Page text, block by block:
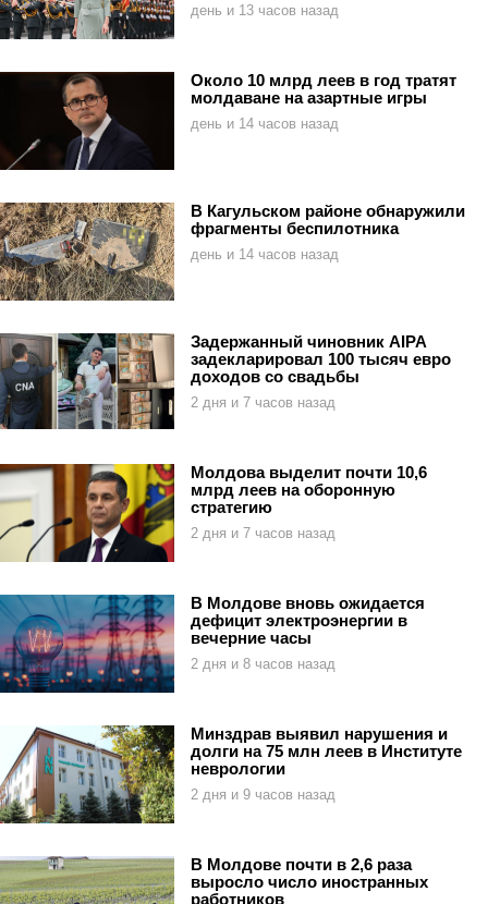
день и 13 часов назад
Около 10 млрд леев в год тратят
молдаване на азартные игры
день и 14 часов назад
В Кагульском районе обнаружили
фрагменты беспилотника
день и 14 часов назад
Задержанный чиновник AIPA
задекларировал 100 тысяч евро
доходов со свадьбы
2 дня и 7 часов назад
Молдова выделит почти 10,6
млрд леев на оборонную
стратегию
2 дня и 7 часов назад
В Молдове вновь ожидается
дефицит электроэнергии в
вечерние часы
2 дня и 8 часов назад
Минздрав выявил нарушения и
долги на 75 млн леев в Институте
неврологии
2 дня и 9 часов назад
В Молдове почти в 2,6 раза
выросло число иностранных
работников